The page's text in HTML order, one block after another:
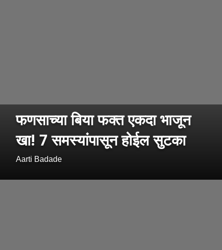
फणसाच्या बिया फक्त एकदा भाजून
खा! 7 समस्यांपासून होईल सुटका
Aarti Badade